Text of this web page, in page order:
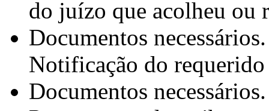
do juízo que acolheu ou
Documentos
Notificação do requerido
Documentos